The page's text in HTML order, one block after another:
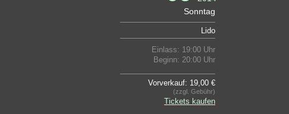
Sonntag
Lido
Einlass: 19:00 Uhr
Beginn: 20:00 Uhr
Vorverkauf: 19,00 €
(zzgl. Gebühr)
Tickets kaufen